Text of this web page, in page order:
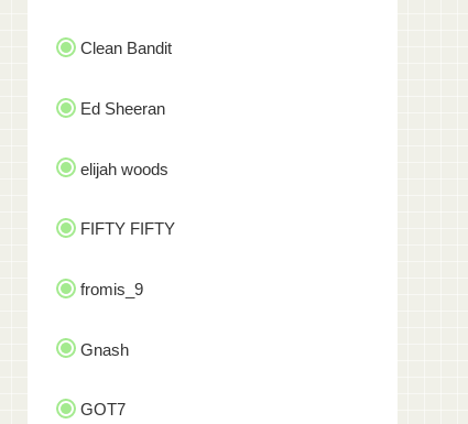
Clean Bandit
Ed Sheeran
elijah woods
FIFTY FIFTY
fromis_9
Gnash
GOT7